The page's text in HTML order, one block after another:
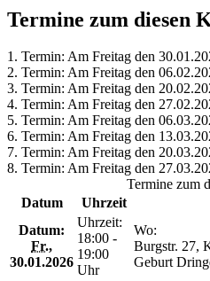
Termine zum diesen
1. Termin: Am Freitag den
2. Termin: Am Freitag den
3. Termin: Am Freitag den
4. Termin: Am Freitag den
5. Termin: Am Freitag den
6. Termin: Am Freitag den
7. Termin: Am Freitag den
8. Termin: Am Freitag den
Termine zum
Datum
Uhrzeit
Datum:
Fr.,
30.01.2026
Uhrzeit:
18:00 -
19:00
Uhr
Wo:
Burgstr. 27,
Geburt